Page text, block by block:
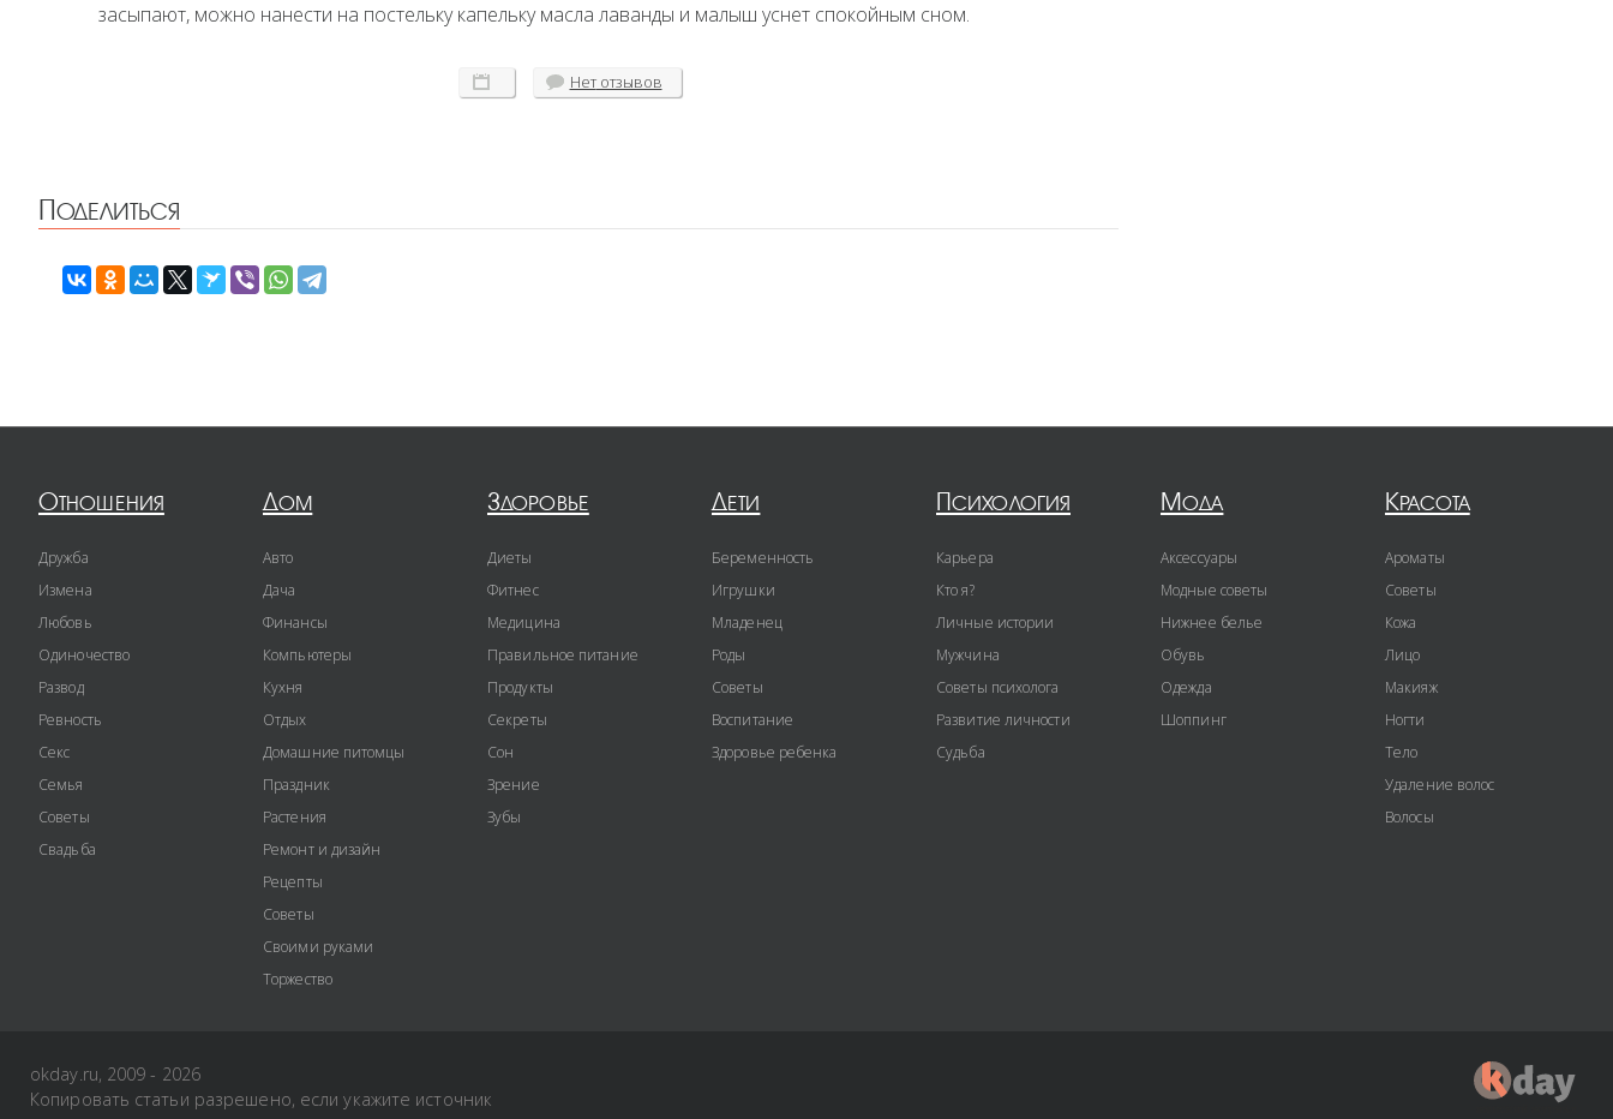
засыпают, можно нанести на постельку капельку масла лаванды и малыш уснет спокойным сном.
Нетотзывов
Поделиться
Отношения
Дружба
Измена
Любовь
Одиночество
Развод
Ревность
Секс
Семья
Советы
Свадьба
Дом
Авто
Дача
Финансы
Компьютеры
Кухня
Отдых
Домашние питомцы
Праздник
Растения
Ремонт и дизайн
Рецепты
Советы
Своими руками
Торжество
Здоровье
Диеты
Фитнес
Медицина
Правильное питание
Продукты
Секреты
Сон
Зрение
Зубы
Дети
Беременность
Игрушки
Младенец
Роды
Советы
Воспитание
Здоровье ребенка
Психология
Карьера
Кто я?
Личные истории
Мужчина
Советы психолога
Развитие личности
Судьба
Мода
Аксессуары
Модные советы
Нижнее белье
Обувь
Одежда
Шоппинг
Красота
Ароматы
Советы
Кожа
Лицо
Макияж
Ногти
Тело
Удаление волос
Волосы
okday.ru, 2009 - 2026
Копировать статьи разрешено, если укажите источник